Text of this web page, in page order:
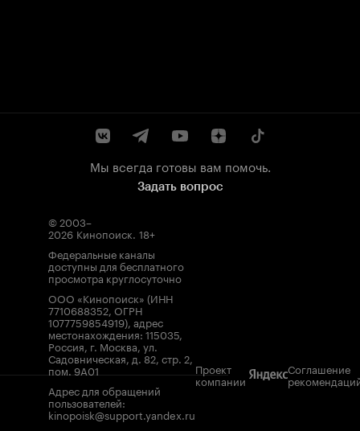
Мы всегда готовы вам помочь.
Задать вопрос
© 2003–
2026 Кинопоиск. 18+
Федеральные каналы
доступны для бесплатного
просмотра круглосуточно
ООО «Кинопоиск» (ИНН
7710688352, ОГРН
1077759854919), адрес
местонахождения: 115035,
Россия, г. Москва, ул.
Садовническая, д. 82, стр. 2,
пом. 9А01
Адрес для обращений
пользователей:
kinopoisk@support.yandex.ru
Проект
компании
Соглашение